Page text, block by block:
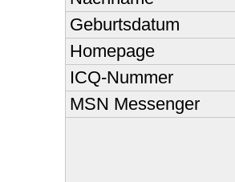
Geburtsdatum
Homepage
ICQ-Nummer
MSN Messenger